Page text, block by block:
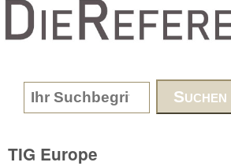
www.DieReferenz.de
Search form
TIG Europe